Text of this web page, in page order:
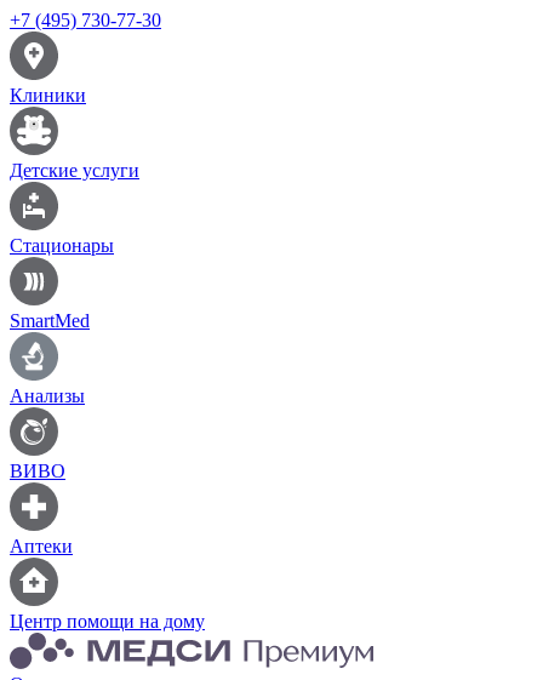
+7 (495) 730-77-30
Клиники
Детские услуги
Стационары
SmartMed
Анализы
ВИВО
Аптеки
Центр помощи на дому